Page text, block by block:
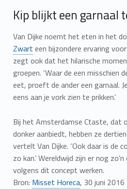
Kip blijkt een garnaal
Van Dijke noemt het eten in het
Zwart een bijzondere ervaring
zegt ook dat het hilarische
groepen. ‘Waar de een misschien
eet, proeft de ander een garnaal.
eens aan je vork zien te prikken.’
Bij het Amsterdamse Ctaste, dat
donker aanbiedt, hebben ze
vertelt Van Dijke. ‘Ook daar is de
zo kan.’ Wereldwijd zijn er nog
volgens dit concept werken.
Bron: Misset Horeca, 30 juni 2016